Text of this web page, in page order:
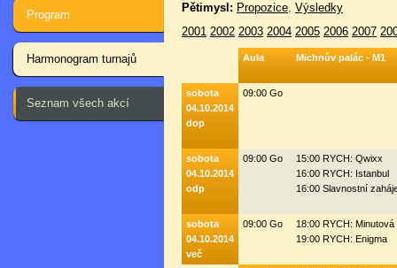
Program
Harmonogram turnajů
Seznam všech akcí
Pětimysl: Propozice, Výsledky
2001 2002 2003 2004 2005 2006 2007
Aula Michnův palác - M1
sobota
04.10.2014
dop
09:00 Go
sobota
04.10.2014
odp
09:00 Go
15:00 RYCH: Qwixx
16:00 RYCH: Istanbul
16:00 Slavnostní
sobota
04.10.2014
več
09:00 Go
18:00 RYCH:
19:00 RYCH: Enigma